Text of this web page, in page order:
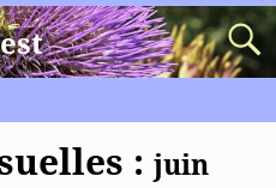
:juin